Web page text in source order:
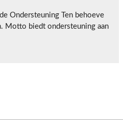
Ondersteuning Ten behoeve
Motto biedt ondersteuning aan